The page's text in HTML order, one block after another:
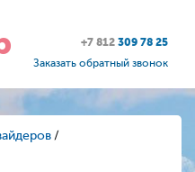
+7 812 309 78 25
Заказать обратный звонок